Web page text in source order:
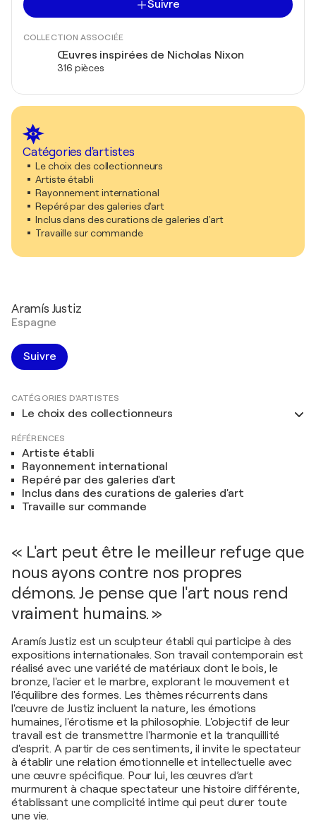
Suivre
COLLECTION ASSOCIÉE
Œuvres inspirées de Nicholas Nixon
316 pièces
Catégories d'artistes
Le choix des collectionneurs
Artiste établi
Rayonnement international
Repéré par des galeries d'art
Inclus dans des curations de galeries d'art
Travaille sur commande
Aramís Justiz
Espagne
Suivre
CATÉGORIES D'ARTISTES
Le choix des collectionneurs
RÉFÉRENCES
Artiste établi
Rayonnement international
Repéré par des galeries d'art
Inclus dans des curations de galeries d'art
Travaille sur commande
« L'art peut être le meilleur refuge que
nous ayons contre nos propres
démons. Je pense que l'art nous rend
vraiment humains. »
Aramís Justiz est un sculpteur établi qui participe à des
expositions internationales. Son travail contemporain est
réalisé avec une variété de matériaux dont le bois, le
bronze, l'acier et le marbre, explorant le mouvement et
l'équilibre des formes. Les thèmes récurrents dans
l'œuvre de Justiz incluent la nature, les émotions
humaines, l'érotisme et la philosophie. L'objectif de leur
travail est de transmettre l'harmonie et la tranquillité
d'esprit. A partir de ces sentiments, il invite le spectateur
à établir une relation émotionnelle et intellectuelle avec
une œuvre spécifique. Pour lui, les œuvres d’art
murmurent à chaque spectateur une histoire différente,
établissant une complicité intime qui peut durer toute
une vie.